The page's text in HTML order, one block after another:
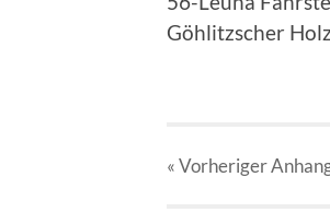
Göhlitzscher
« Vorheriger